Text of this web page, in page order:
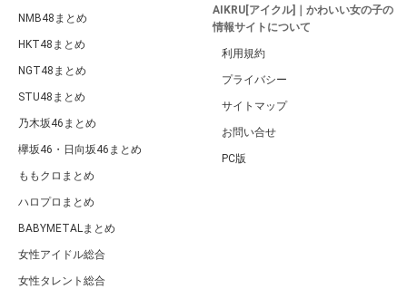
NMB48まとめ
HKT48まとめ
NGT48まとめ
STU48まとめ
乃木坂46まとめ
欅坂46・日向坂46まとめ
ももクロまとめ
ハロプロまとめ
BABYMETALまとめ
女性アイドル総合
女性タレント総合
AIKRU[アイクル]｜かわいい女の子の
情報サイトについて
利用規約
プライバシー
サイトマップ
お問い合せ
PC版